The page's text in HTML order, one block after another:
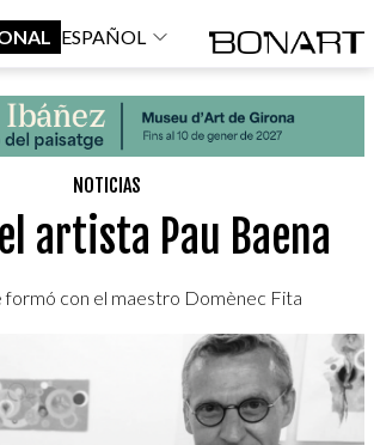
ESPAÑOL
NOTICIAS
artista Pau Baena
formó con el maestro Domènec Fita